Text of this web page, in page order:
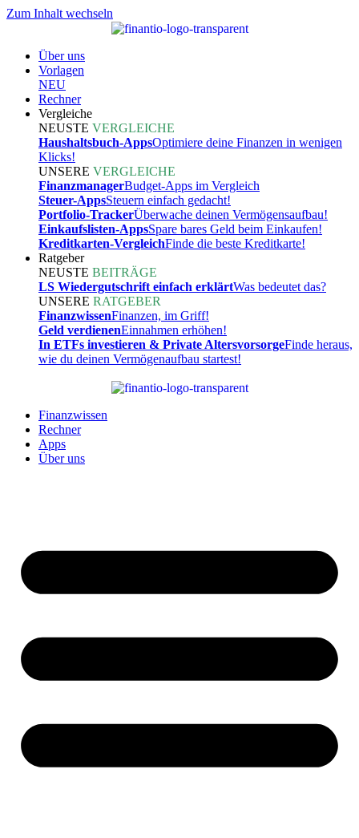
Zum Inhalt wechseln
Über uns
Vorlagen
NEU
Rechner
Vergleiche
NEUSTE VERGLEICHE
Haushaltsbuch-AppsOptimiere deine Finanzen in wenigen
Klicks!
UNSERE VERGLEICHE
FinanzmanagerBudget-Apps im Vergleich
Steuer-AppsSteuern einfach gedacht!
Portfolio-TrackerÜberwache deinen Vermögensaufbau!
Einkaufslisten-AppsSpare bares Geld beim Einkaufen!
Kreditkarten-VergleichFinde die beste Kreditkarte!
Ratgeber
NEUSTE BEITRÄGE
LS Wiedergutschrift einfach erklärtWas bedeutet das?
UNSERE RATGEBER
FinanzwissenFinanzen, im Griff!
Geld verdienenEinnahmen erhöhen!
In ETFs investieren & Private AltersvorsorgeFinde heraus,
wie du deinen Vermögenaufbau startest!
Finanzwissen
Rechner
Apps
Über uns